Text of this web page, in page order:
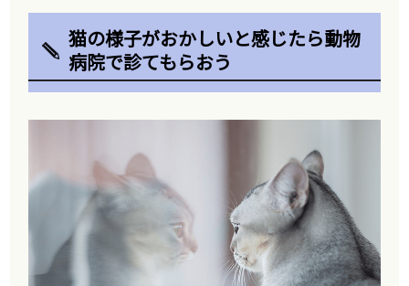
猫の様子がおかしいと感じたら動物
病院で診てもらおう